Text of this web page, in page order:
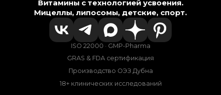
Витамины с технологией усвоения.
Мицеллы, липосомы, детские, спорт.
ISO 22000 · GMP-Pharma
GRAS & FDA сертификация
Производство ОЭЗ Дубна
18+ клинических исследований